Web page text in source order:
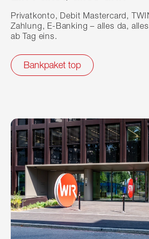
Privatkonto, Debit Mastercard,
Zahlung, E-Banking – alles da,
ab Tag eins.
Bankpaket top